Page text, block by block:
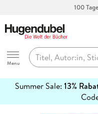
100
Hugendubel
Menu
Summer Sale: 13%
erfahren